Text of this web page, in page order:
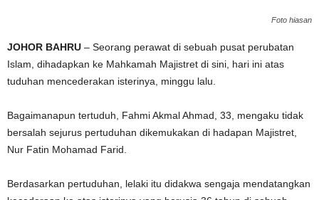
Foto hiasan
JOHOR BAHRU – Seorang perawat di sebuah pusat perubatan
Islam, dihadapkan ke Mahkamah Majistret di sini, hari ini atas
tuduhan mencederakan isterinya, minggu lalu.
Bagaimanapun tertuduh, Fahmi Akmal Ahmad, 33, mengaku tidak
bersalah sejurus pertuduhan dikemukakan di hadapan Majistret,
Nur Fatin Mohamad Farid.
Berdasarkan pertuduhan, lelaki itu didakwa sengaja mendatangkan